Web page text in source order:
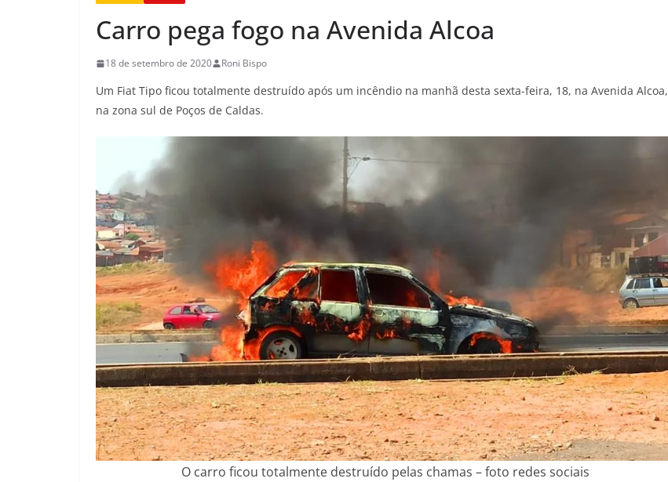
Carro pega fogo na Avenida Alcoa
18 de setembro de 2020 Roni Bispo
Um Fiat Tipo ficou totalmente destruído após um incêndio na manhã desta sexta-feira, 18, na Avenida Alcoa,
na zona sul de Poços de Caldas.
O carro ficou totalmente destruído pelas chamas – foto redes sociais